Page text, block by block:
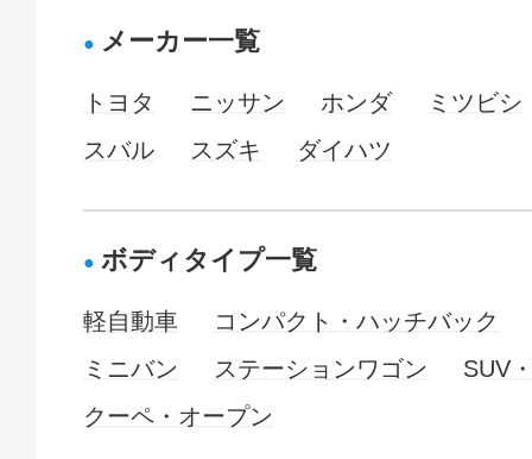
メーカー一覧
トヨタ ニッサン ホンダ
ミツビシ
スバル
スズキ ダイハツ
ボディタイプ一覧
軽自動車
コンパクト・ハッチバック
ミニバン
ステーションワゴン
SUV
クーペ・オープン